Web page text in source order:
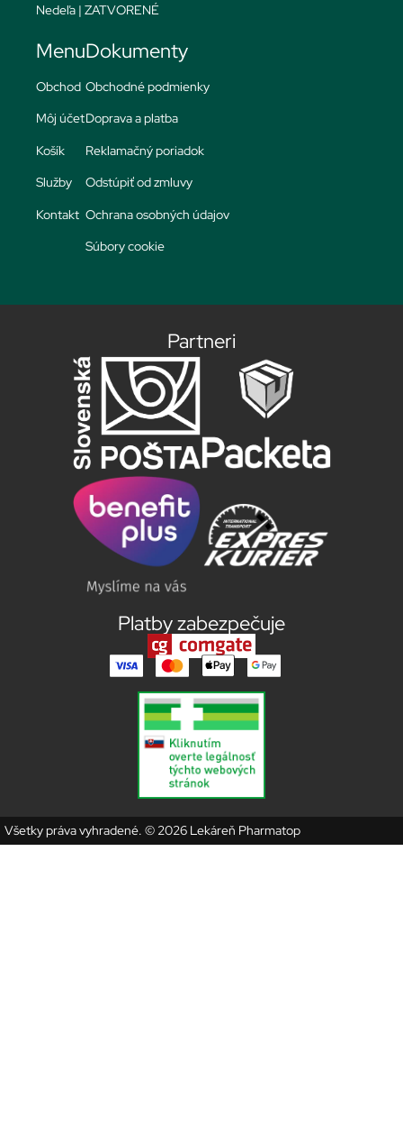
Nedeľa | ZATVORENÉ
Menu
Obchod
Môj účet
Košík
Služby
Kontakt
Dokumenty
Obchodné podmienky
Doprava a platba
Reklamačný poriadok
Odstúpiť od zmluvy
Ochrana osobných údajov
Súbory cookie
Partneri
Platby zabezpečuje
Všetky práva vyhradené. © 2026 Lekáreň Pharmatop